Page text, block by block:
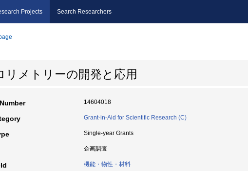
Projects Search Researchers
リメトリーの開発と応用
14604018
Grant-in-Aid for Scientific Research (C)
Single-year Grants
企画調査
機能・物性・材料